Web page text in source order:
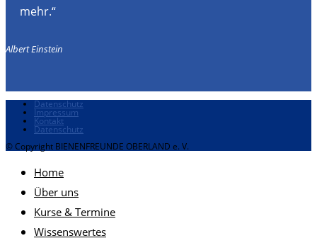
mehr.“
Albert Einstein
Datenschutz
Impressum
Kontakt
Datenschutz
© Copyright BIENENFREUNDE OBERLAND e. V.
Home
Über uns
Kurse & Termine
Wissenswertes